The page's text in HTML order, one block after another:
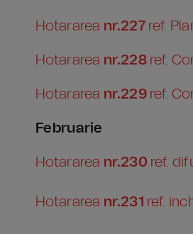
Hotararea nr.227ref.
Hotararea nr.228ref.
Hotararea nr.229ref.
Februarie
Hotararea nr.230 ref.
Hotararea nr.231 ref.